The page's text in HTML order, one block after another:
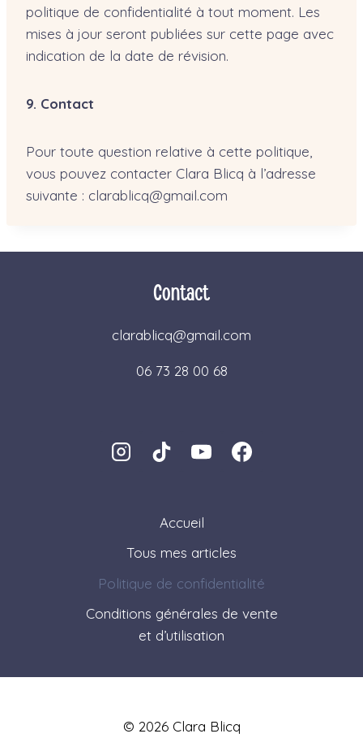
politique de confidentialité à tout moment. Les
mises à jour seront publiées sur cette page avec
indication de la date de révision.
9. Contact
Pour toute question relative à cette politique,
vous pouvez contacter Clara Blicq à l’adresse
suivante : clarablicq@gmail.com
Contact
clarablicq@gmail.com
06 73 28 00 68
Accueil
Tous mes articles
Politique de confidentialité
Conditions générales de vente
et d’utilisation
© 2026 Clara Blicq